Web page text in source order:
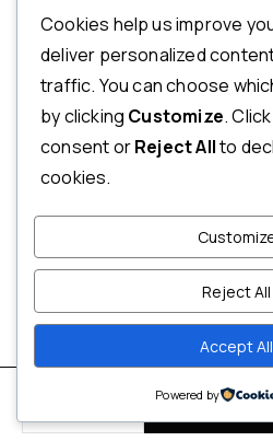
Ja Jums ir kādi jautājumi par
pasūtījumu, produktiem vai
mūsu pakalpojumiem,
lūdzu, sazinieties ar mūsu
klientu apkalpošanas
dienestu.
INFO@ECLECTICA.LV
MŪKUSALAS IELA 71, RĪGA,
Cookies help us improve
deliver personalized
traffic. You can choose
by clicking Customize. Click
consent orReject Allto
cookies.
Reject All
Accept All
Powered by